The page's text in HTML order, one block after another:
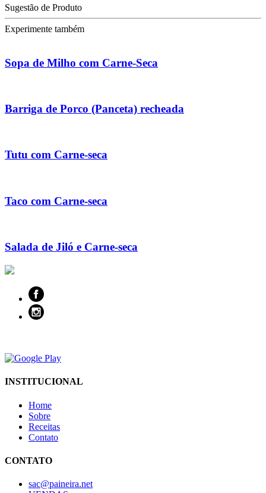
Sugestão de Produto
Experimente também
Sopa de Milho com Carne-Seca
Barriga de Porco (Panceta) recheada
Tutu com Carne-seca
Taco com Carne-seca
Salada de Jiló e Carne-seca
INSTITUCIONAL
Home
Sobre
Receitas
Contato
CONTATO
sac@paineira.net